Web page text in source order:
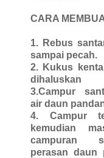
CARA
1. Rebus
sampai pecah.
2. Kukus
dihaluskan
3.Campur
air daun
4. Campur
kemudian
campuran
perasan daun